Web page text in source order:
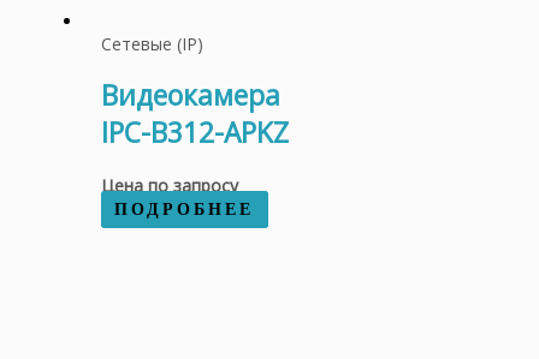
Сетевые (IP)
Видеокамера
IPC-B312-APKZ
Цена по запросу
ПОДРОБНЕЕ